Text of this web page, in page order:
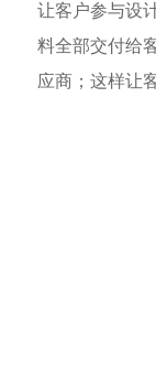
让客户参与设
料全部交付给
应商；这样让